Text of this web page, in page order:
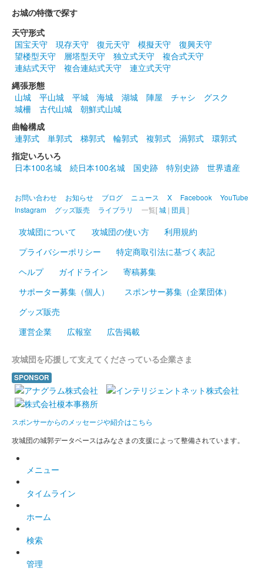
印。300枚限定。敦賀城についての解説が印刷された金色の台紙
付きで、御城印本体は取り外し可能。御城印には前田土佐守資料
館蔵の「四戦場之図屏風」を……
敦賀城 御城印 北陸新幹線版
販売終了
福井県敦賀市の市花「ハギ」の絵がデザインされている。
敦賀城 御城印
「北陸新幹線開業記念」のロゴ入り。桜も印刷されている。
敦賀城 御城印 大谷吉継居城版
2024年3月2日、3日に開催されたにっぽん城まつり2024 feat.出
張！お城EXPO in 愛知の「ふくい城巡りプロジェクト」のブース
新……
敦賀城 御城印 義の智将 版
敦賀城 御城印
敦賀城 御城印
敦賀城 御城印
販売終了
「敦賀城」の文字は地元の福井県立敦賀高等学校書道部による揮
毫。 30枚限定。
お城の特徴で探す
天守形式
国宝天守
現存天守 復元天守 模擬天守
復興天守
望楼型天守
層塔型天守 独立式天守
複合式天守
連結式天守
複合連結式天守
連立式天守
縄張形態
山城
平山城 平城 海城 湖城 陣屋 チャシ
グスク
城柵
古代山城
朝鮮式山城
曲輪構成
連郭式
単郭式 梯郭式 輪郭式 複郭式 渦郭式
環郭式
指定いろいろ
日本100名城
続日本100名城 国史跡 特別史跡 世界遺産
お問い合わせ お知らせ ブログ ニュース X Facebook
YouTube
Instagram
グッズ販売 ライブラリ 一覧[城 | 団員 ]
攻城団について 攻城団の使い方
利用規約
プライバシーポリシー
特定商取引法に基づく表記
ヘルプ
ガイドライン
寄稿募集
サポーター募集（個人）
スポンサー募集（企業団体）
グッズ販売
運営企業
広報室 広告掲載
攻城団を応援して支えてくださっている企業さま
SPONSOR
スポンサーからのメッセージや紹介はこちら
攻城団の城郭データベースはみなさまの支援によって整備されています。
メニュー
タイムライン
ホーム
検索
管理